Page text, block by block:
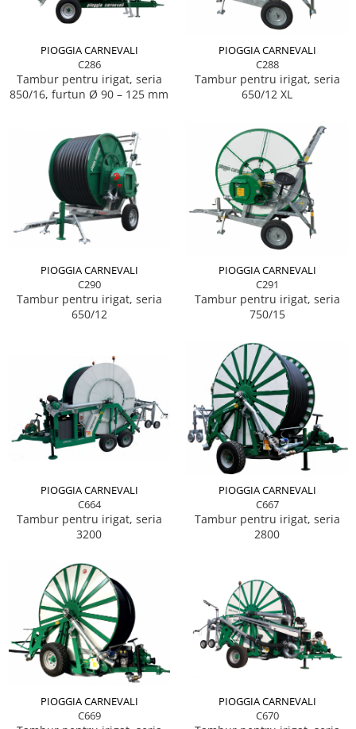
PIOGGIA CARNEVALI
C286
Tambur pentru irigat, seria
850/16, furtun Ø 90 – 125 mm
PIOGGIA CARNEVALI
C288
Tambur pentru irigat, seria
650/12 XL
PIOGGIA CARNEVALI
C290
Tambur pentru irigat, seria
650/12
PIOGGIA CARNEVALI
C291
Tambur pentru irigat, seria
750/15
PIOGGIA CARNEVALI
C664
Tambur pentru irigat, seria
3200
PIOGGIA CARNEVALI
C667
Tambur pentru irigat, seria
2800
PIOGGIA CARNEVALI
C669
PIOGGIA CARNEVALI
C670